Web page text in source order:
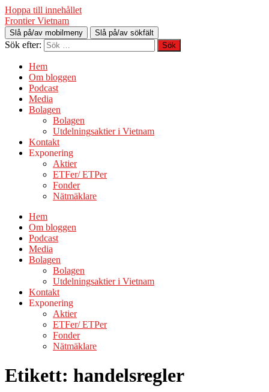
Hoppa till innehållet
Frontier Vietnam
Slå på/av mobilmeny Slå på/av sökfält
Sök efter:
Hem
Om bloggen
Podcast
Media
Bolagen
Bolagen
Utdelningsaktier i Vietnam
Kontakt
Exponering
Aktier
ETFer/ ETPer
Fonder
Nätmäklare
Hem
Om bloggen
Podcast
Media
Bolagen
Bolagen
Utdelningsaktier i Vietnam
Kontakt
Exponering
Aktier
ETFer/ ETPer
Fonder
Nätmäklare
Etikett: handelsregler